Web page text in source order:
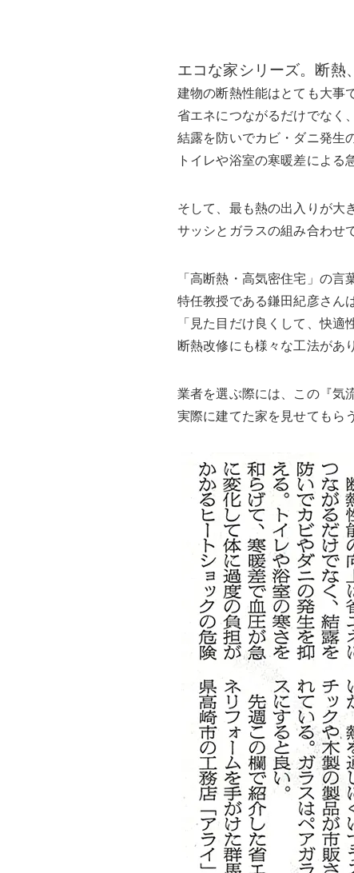
エコな家シリーズ。断熱
建物の断熱性能はとても大事で
省エネにつながるだけでなく、
結露を防いでカビ・ダニ発生
トイレや浴室の寒暖差による
そして、最も熱の出入りが大
サッシとガラスの組み合わせ
「高断熱・高気密住宅」の
特任教授である鎌田紀彦さんは
「見た目だけ良くして、快適
断熱改修にも様々な工法があ
業者を選ぶ際には、この『気
実際に建てた家を見せてもら